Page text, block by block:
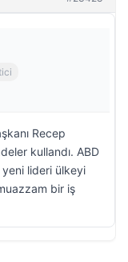
Recep
kullandı. ABD
yeni lideri ülkeyi
bir iş